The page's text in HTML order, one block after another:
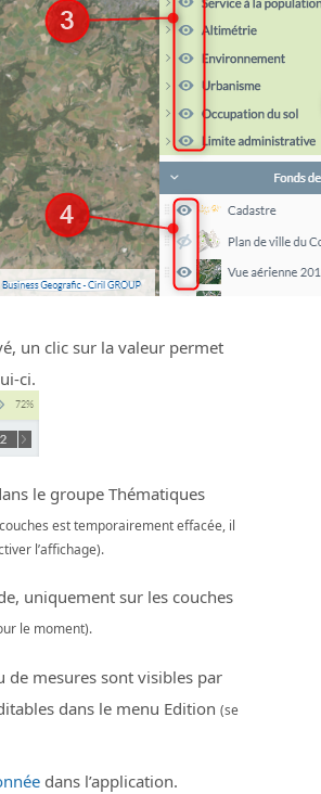
un clic sur la valeur permet
ci.
le groupe Thématiques
est temporairement effacée, il
l’affichage).
uniquement sur les couches
le moment).
de mesures sont visibles par
dans le menu Edition (se
dans l’application.